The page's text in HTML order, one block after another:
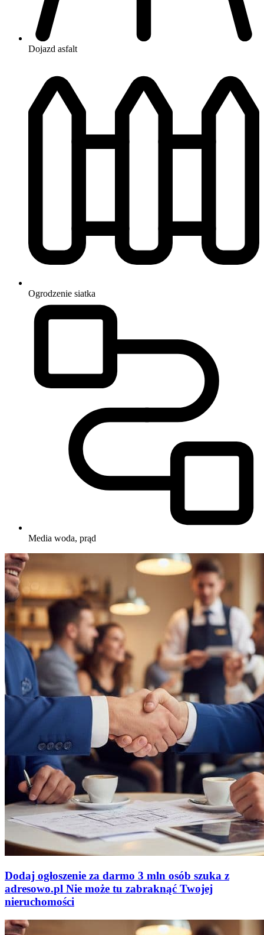
Dojazd asfalt
Ogrodzenie siatka
Media woda, prąd
Dodaj ogłoszenie za darmo 3 mln osób szuka z
adresowo.pl Nie może tu zabraknąć Twojej
nieruchomości